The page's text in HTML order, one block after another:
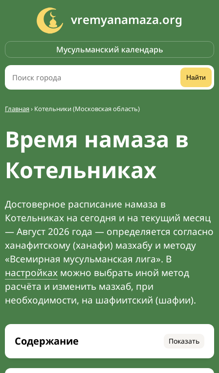
vremyanamaza.org
Мусульманский календарь
Найти
Главная› Котельники (Московская область)
Время намаза в
Котельниках
Достоверное расписание намаза в
Котельниках на сегодня и на текущий месяц
— Август 2026 года — определяется согласно
ханафитскому (ханафи) мазхабу и методу
«Всемирная мусульманская лига». В
настройках можно выбрать иной метод
расчёта и изменить мазхаб, при
необходимости, на шафиитский (шафии).
Содержание Показать
Время намаза на сегодня